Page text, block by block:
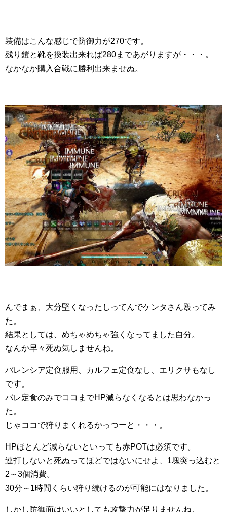
装備はこんな感じで防御力が270です。
残り鎧と靴を換装出来れば280まであがりますが・・・。
なかなか購入合戦に勝利出来ませぬ。
んでまぁ、大分堅くなったしってんでケンタさん殴ってみ
た。
結果としては、めちゃめちゃ強くなってました自分。
なんか早々死ぬ気しませんね。
バレンシア定食服用、カルフェ定食なし、エリクサもなし
です。
バレ定食のみでココまでHP減らなくなるとは思わなかっ
た。
じゃココで狩りまくれるかっつーと・・・。
HPほとんど減らないといっても赤POTは必須です。
連打しないと死ぬってほどではないにせよ、1塊突っ込むと
2～3個消費。
30分～1時間くらい狩り続けるのが可能にはなりました。
しかし防御面はいいとしても攻撃力が足りませんね。